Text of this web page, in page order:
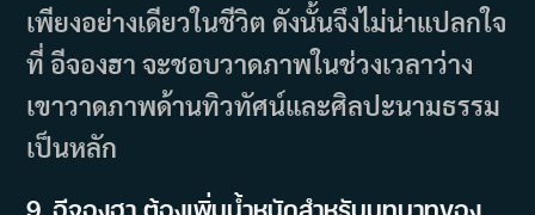
เพียงอย่างเดียวในชีวิต ดังนั้นจึงไม่น่าแปลกใจ
ที่ อีจองฮา จะชอบวาดภาพในช่วงเวลาว่าง
เขาวาดภาพด้านทิวทัศน์และศิลปะนามธรรม
เป็นหลัก